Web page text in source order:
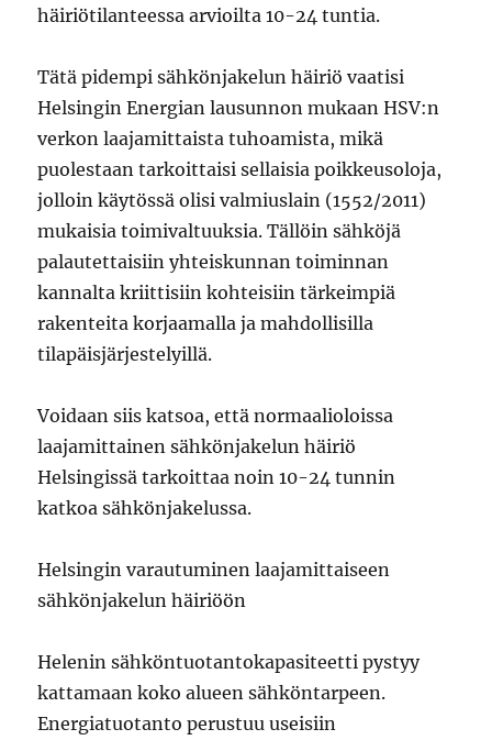
häiriötilanteessa arvioilta 10-24 tuntia.
Tätä pidempi sähkönjakelun häiriö vaatisi
Helsingin Energian lausunnon mukaan HSV:n
verkon laajamittaista tuhoamista, mikä
puolestaan tarkoittaisi sellaisia poikkeusoloja,
jolloin käytössä olisi valmiuslain (1552/2011)
mukaisia toimivaltuuksia. Tällöin sähköjä
palautettaisiin yhteiskunnan toiminnan
kannalta kriittisiin kohteisiin tärkeimpiä
rakenteita korjaamalla ja mahdollisilla
tilapäisjärjestelyillä.
Voidaan siis katsoa, että normaalioloissa
laajamittainen sähkönjakelun häiriö
Helsingissä tarkoittaa noin 10-24 tunnin
katkoa sähkönjakelussa.
Helsingin varautuminen laajamittaiseen
sähkönjakelun häiriöön
Helenin sähköntuotantokapasiteetti pystyy
kattamaan koko alueen sähköntarpeen.
Energiatuotanto perustuu useisiin